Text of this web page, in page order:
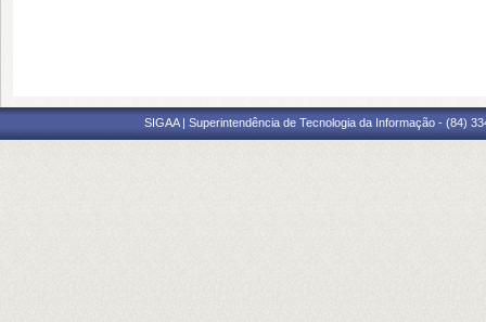
SIGAA | Superintendência de Tecnologia da Informação - (84)